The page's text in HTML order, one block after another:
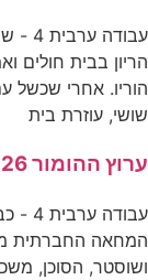
הריון בבית
הוריו. אחרי שכשל
שושי, עוזרת בית
ערוץ ההומור 05-08-2026
המחאה החברתית
ושוסטר, הסוכן,